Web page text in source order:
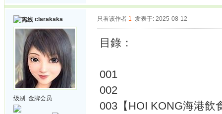
clarakaka
级别: 金牌会员
只看该作者 1 发表于: 2025-08-12
目錄：
001
002
003【HOI KONG海港飲